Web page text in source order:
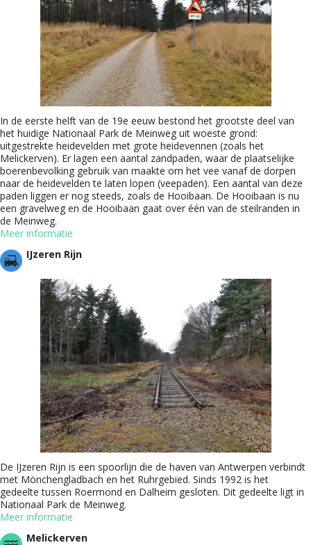
In de eerste helft van de 19e eeuw bestond het grootste deel van
het huidige Nationaal Park de Meinweg uit woeste grond:
uitgestrekte heidevelden met grote heidevennen (zoals het
Melickerven). Er lagen een aantal zandpaden, waar de plaatselijke
boerenbevolking gebruik van maakte om het vee vanaf de dorpen
naar de heidevelden te laten lopen (veepaden). Een aantal van deze
paden liggen er nog steeds, zoals de Hooibaan. De Hooibaan is nu
een gravelweg en de Hooibaan gaat over één van de steilranden in
de Meinweg.
Meer informatie
IJzeren Rijn
De IJzeren Rijn is een spoorlijn die de haven van Antwerpen verbindt
met Mönchengladbach en het Ruhrgebied. Sinds 1992 is het
gedeelte tussen Roermond en Dalheim gesloten. Dit gedeelte ligt in
Nationaal Park de Meinweg.
Meer informatie
Melickerven